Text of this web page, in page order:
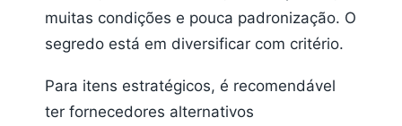
muitas condições e pouca padronização. O
segredo está em diversificar com critério.
Para itens estratégicos, é recomendável
ter fornecedores alternativos